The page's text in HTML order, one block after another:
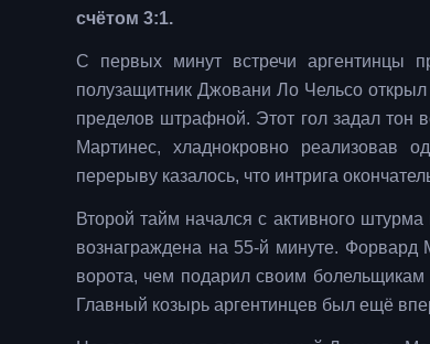
счётом 3:1.
С первых минут встречи аргентинцы
полузащитник Джовани Ло Чельсо
пределов штрафной. Этот гол задал тон
Мартинес, хладнокровно
перерыву казалось, что интрига
Второй тайм начался с активного
вознаграждена на 55-й минуте.
ворота, чем подарил своим болельщикам
Главный козырь аргентинцев был ещё